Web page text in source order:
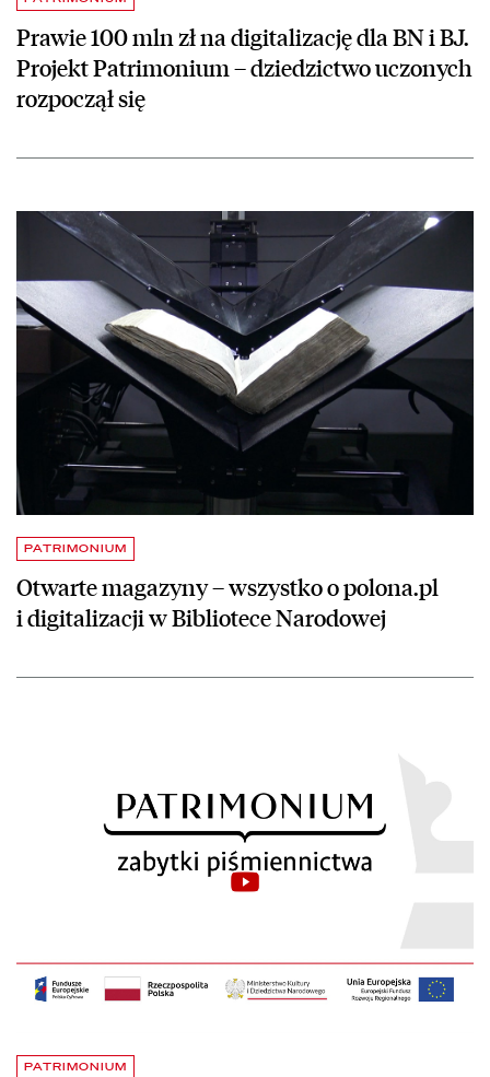
Prawie 100 mln zł na digitalizację dla BN i BJ.
Projekt Patrimonium – dziedzictwo uczonych
rozpoczął się
PATRIMONIUM
Otwarte magazyny – wszystko o polona.pl
i digitalizacji w Bibliotece Narodowej
czytaj więcej o Otwarte magazyny – wszystko o polona.pl i
PATRIMONIUM